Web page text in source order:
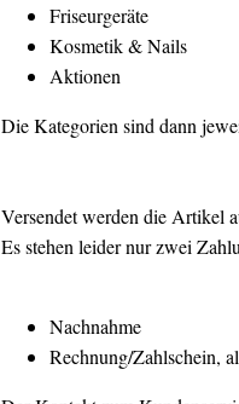
Friseurgeräte
Kosmetik & Nails
Aktionen
Die Kategorien sind dann
Versendet werden die Artikel
Es stehen leider nur zwei
Nachnahme
Rechnung/Zahlschein,